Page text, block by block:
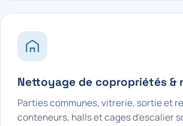
Nettoyage de copropriétés &
Parties communes, vitrerie, sortie et
conteneurs, halls et cages d'escalier